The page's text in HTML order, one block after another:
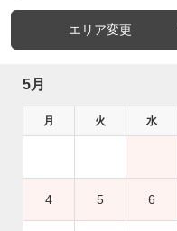
エリア変更
5月
月 火 水
4 5 6